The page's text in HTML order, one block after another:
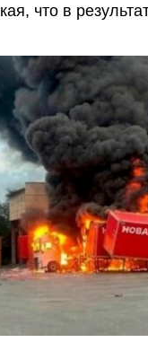
что в